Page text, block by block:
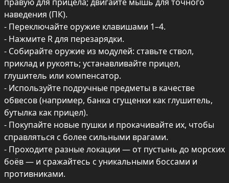
наведения (ПК).
- Переключайте оружие клавишами 1–4.
- Нажмите R для перезарядки.
- Собирайте оружие из модулей: ставьте ствол,
приклад и рукоять; устанавливайте прицел,
глушитель или компенсатор.
- Используйте подручные предметы в качестве
обвесов (например, банка сгущенки как глушитель,
бутылка как прицел).
- Покупайте новые пушки и прокачивайте их, чтобы
справляться с более сильными врагами.
- Проходите разные локации — от пустынь до морских
боёв — и сражайтесь с уникальными боссами и
противниками.